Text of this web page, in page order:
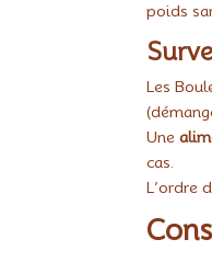
poids
Les
Une
cas.
L’ordre